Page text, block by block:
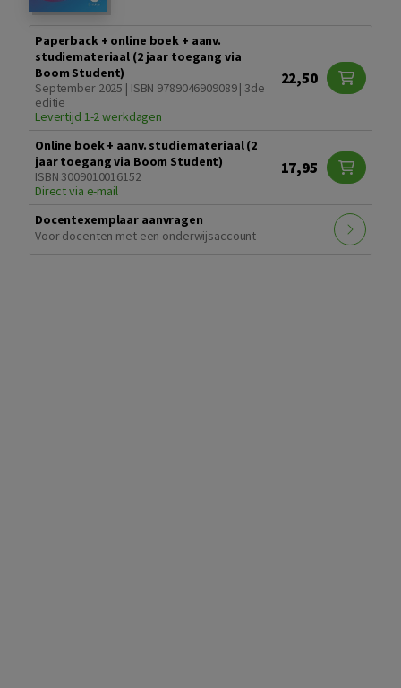
Paperback + online boek + aanv.
studiemateriaal (2 jaar toegang via
Boom Student)
September 2025 | ISBN 9789046909089 | 3de
editie
Levertijd 1-2 werkdagen
22,50
Online boek + aanv. studiemateriaal (2
jaar toegang via Boom Student)
ISBN 3009010016152
Direct via e-mail
17,95
Docentexemplaar aanvragen
Voor docenten met een onderwijsaccount